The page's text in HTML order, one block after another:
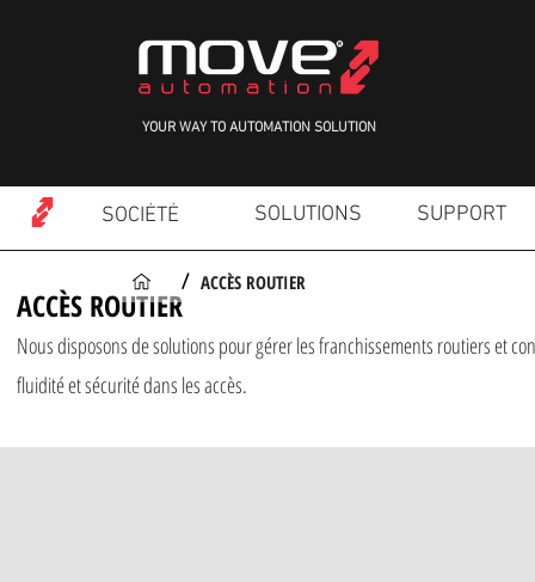
YOUR WAY TO AUTOMATION SOLUTION
SOCIÉTÉ SOLUTIONS SUPPORT
ACCÈS ROUTIER
/ ACCÈS ROUTIER
Nous disposons de solutions pour gérer les franchissements routiers et
fluidité et sécurité dans les accès.